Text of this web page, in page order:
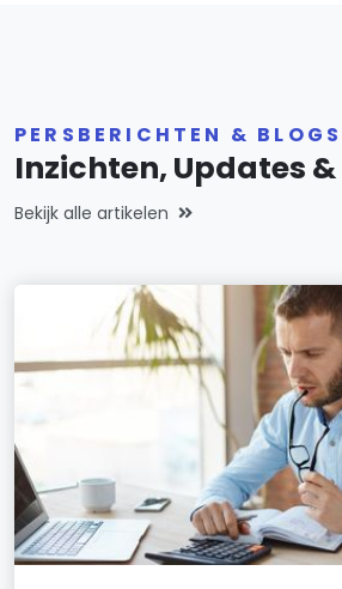
PERSBERICHTEN &
Inzichten, Updates
Bekijk alle artikelen